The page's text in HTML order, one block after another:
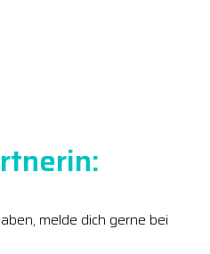
melde dich gerne bei